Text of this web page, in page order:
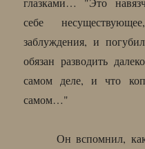
себе
заблуждения, и
обязан разводить
самом деле, и что
самом…"
Он вспомнил,